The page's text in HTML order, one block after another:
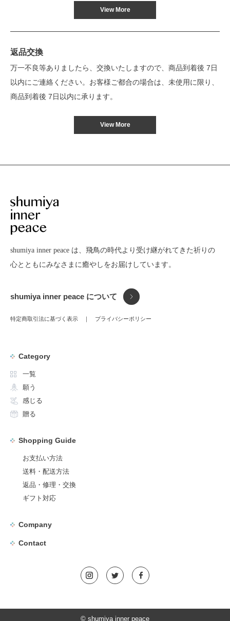
View More
返品交換
万一不良等ありましたら、交換いたしますので、商品到着後 7日
以内にご連絡ください。お客様ご都合の場合は、未使用に限り、
商品到着後 7日以内に承ります。
View More
shumiya inner peace は、飛鳥の時代より受け継がれてきた祈りの
心とともにみなさまに癒やしをお届けしています。
shumiya inner peace について
特定商取引法に基づく表示 プライバシーポリシー
Category
一覧
願う
感じる
贈る
Shopping Guide
お支払い方法
送料・配送方法
返品・修理・交換
ギフト対応
Company
Contact
© shumiya inner peace